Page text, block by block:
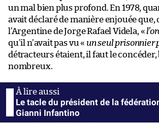
un mal bien plus profond. En 1978,
avait déclaré de manière enjouée que,
l’Argentine de Jorge Rafael Videla, «
qu’il n’avait pas vu « un seul prisonnier
détracteurs étaient, il faut le
nombreux.
Le tacle du président de la
Gianni Infantino